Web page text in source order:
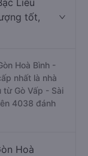
Liêu
tốt,
Hoà Bình -
nhất là nhà
từ Gò Vấp - Sài
4038 đánh
Hoà